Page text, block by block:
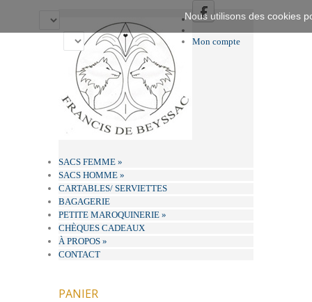
Mon compte
SACS FEMME »
SACS HOMME »
CARTABLES/ SERVIETTES
BAGAGERIE
PETITE MAROQUINERIE »
CHÈQUES CADEAUX
À PROPOS »
CONTACT
PANIER
Nous utilisons des cookies